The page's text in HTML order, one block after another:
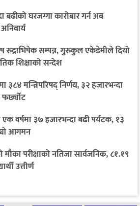
बढीको घरजग्गा कारोबार गर्न अब
रुद्राभिषेक सम्पन्न, गुरुकुल एकेडेमीले दियो
शिक्षाको सन्देश
३८४ मन्त्रिपरिषद् निर्णय, ३२ हजारभन्दा
एक वर्षमा ३७ हजारभन्दा बढी पर्यटक, १३
आगमन
मौका परीक्षाको नतिजा सार्वजनिक, ८१.१९
उत्तीर्ण